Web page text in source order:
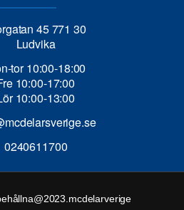
45 771 30
Ludvika
tor 10:00-18:00
10:00-17:00
10:00-13:00
0240611700